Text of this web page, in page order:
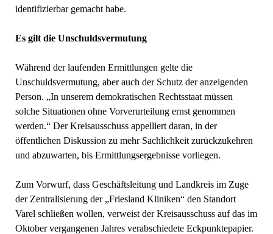
identifizierbar gemacht habe.
Es gilt die Unschuldsvermutung
Während der laufenden Ermittlungen gelte die
Unschuldsvermutung, aber auch der Schutz der anzeigenden
Person. „In unserem demokratischen Rechtsstaat müssen
solche Situationen ohne Vorverurteilung ernst genommen
werden.“ Der Kreisausschuss appelliert daran, in der
öffentlichen Diskussion zu mehr Sachlichkeit zurückzukehren
und abzuwarten, bis Ermittlungsergebnisse vorliegen.
Zum Vorwurf, dass Geschäftsleitung und Landkreis im Zuge
der Zentralisierung der „Friesland Kliniken“ den Standort
Varel schließen wollen, verweist der Kreisausschuss auf das im
Oktober vergangenen Jahres verabschiedete Eckpunktepapier.